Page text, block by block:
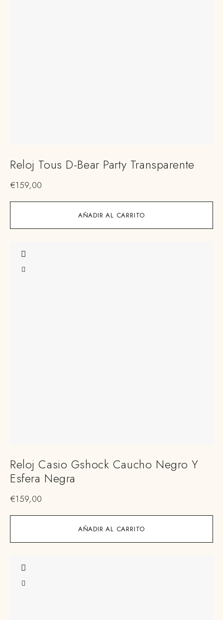
AÑADIR AL CARRITO
Reloj Tous D-Bear Party Transparente
€159,00
AÑADIR AL CARRITO
Reloj Casio Gshock Caucho Negro Y
Esfera Negra
€159,00